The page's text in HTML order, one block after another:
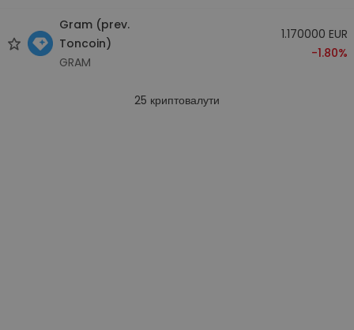
Gram (prev.
Toncoin)
GRAM
1.170000 EUR
-1.80%
25 криптовалути